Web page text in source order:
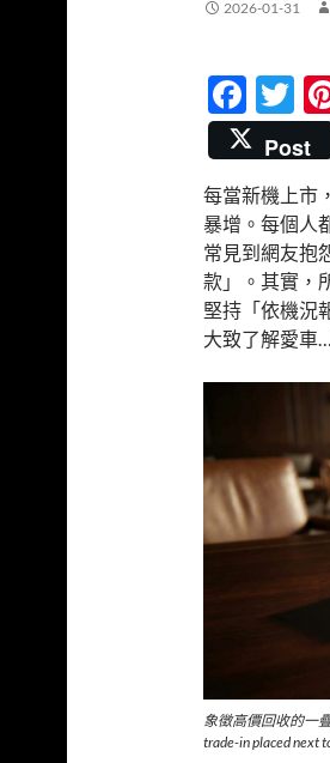
2026-01-31
F
ac
e
b
o
o
k
T
w
er
Post
每當新機上市
暴增。每個人
常見到網友抱
款」。其實，
堅持「依機況
大致了解愛車
象徵高價回收的一
trade-in placed next